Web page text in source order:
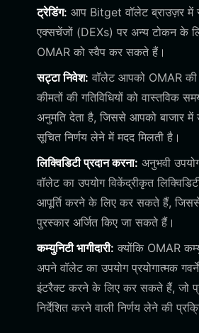
ट्रेडिंग: आप Bitget वॉलेट ब्राउज़र में
एक्सचेंजों (DEXs) पर अन्य टोकन के
OMAR को स्वैप कर सकते हैं।
सट्टा निवेश: वॉलेट आपको OMAR की
कीमतों की गतिविधियों को वास्तविक
अनुमति देता है, जिससे आपको बाजार में
सूचित निर्णय लेने में मदद मिलती है।
लिक्विडिटी प्रदान करना: अनुभवी
वॉलेट का उपयोग विकेंद्रीकृत
आपूर्ति करने के लिए कर सकते हैं,
पुरस्कार अर्जित किए जा सकते हैं।
कम्युनिटी भागीदारी: क्योंकि OMAR
अपने वॉलेट का उपयोग प्रयोगात्मक
इंटरैक्ट करने के लिए कर सकते हैं, जो
निर्देशित करने वाली निर्णय लेने की